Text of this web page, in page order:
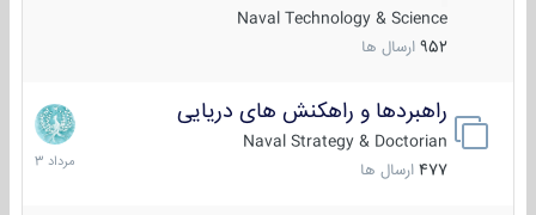
Naval Technology & Science
952 ارسال ها
راهبردها و راهکنش های دریایی
Naval Strategy & Doctorian
477 ارسال ها
2
مرداد
1403